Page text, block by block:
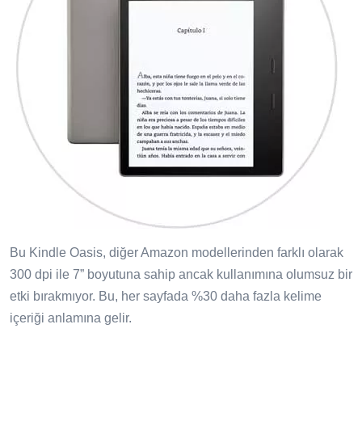
Bu Kindle Oasis, diğer Amazon modellerinden farklı olarak
300 dpi ile 7” boyutuna sahip ancak kullanımına olumsuz bir
etki bırakmıyor. Bu, her sayfada %30 daha fazla kelime
içeriği anlamına gelir.